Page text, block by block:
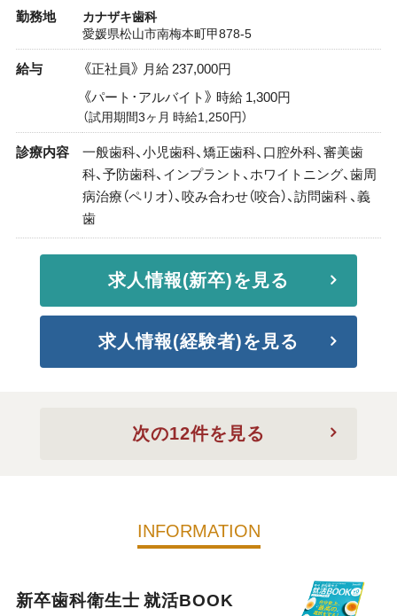
勤務地 カナザキ歯科
愛媛県松山市南梅本町甲878-5
給与
《正社員》 月給 237,000円
《パート･アルバイト》 時給 1,300円
（試用期間3ヶ月 時給1,250円）
診療内容
一般歯科、小児歯科、矯正歯科、口腔外科、審美歯
科、予防歯科、インプラント、ホワイトニング、歯周
病治療（ペリオ）、咬み合わせ（咬合）、訪問歯科 、義
歯
求人情報(新卒)を見る
求人情報(経験者)を見る
次の12件を見る
INFORMATION
新卒歯科衛生士 就活BOOK